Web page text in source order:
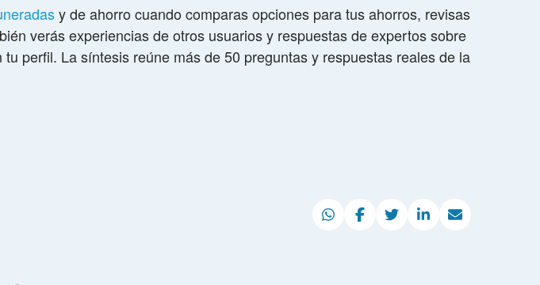
y de ahorro cuando comparas opciones para tus ahorros, revisas
verás experiencias de otros usuarios y respuestas de expertos sobre
perfil. La síntesis reúne más de 50 preguntas y respuestas reales de la